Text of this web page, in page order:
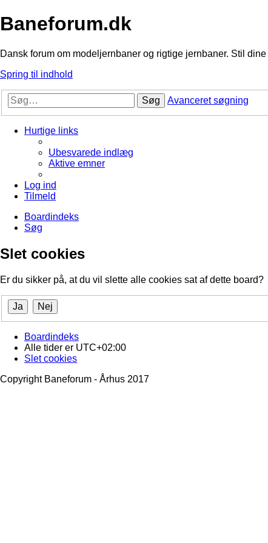
Baneforum.dk
Dansk forum om modeljernbaner og rigtige jernbaner. Stil
Spring til indhold
Søg Avanceret søgning
Hurtige links
Ubesvarede indlæg
Aktive emner
Log ind
Tilmeld
Boardindeks
Søg
Slet cookies
Er du sikker på, at du vil slette alle cookies sat af dette board?
Boardindeks
Alle tider er UTC+02:00
Slet cookies
Copyright Baneforum - Århus 2017